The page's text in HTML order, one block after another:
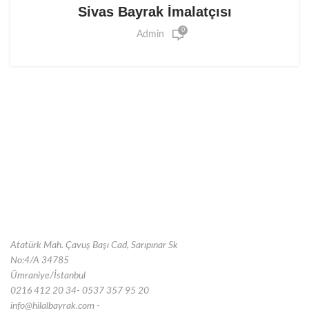
Sivas Bayrak İmalatçısı
Admin 0
Atatürk Mah. Çavuş Başı Cad, Sarıpınar Sk
No:4/A 34785
Ümraniye/İstanbul
0216 412 20 34- 0537 357 95 20
info@hilalbayrak.com -